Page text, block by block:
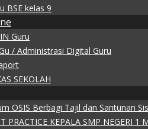
BSE kelas 9
Guru
/ Administrasi Digital Guru
SEKOLAH
OSIS Berbagi Tajil dan Santunan
PRACTICE KEPALA SMP NEGERI 1